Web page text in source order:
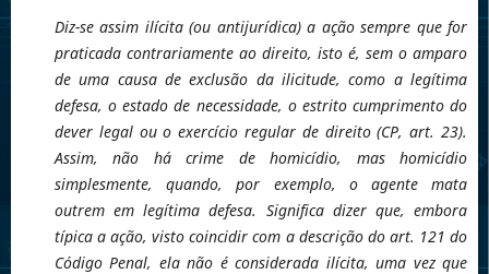
Diz-se assim ilícita (ou antijurídica) a ação sempre que for
praticada contrariamente ao direito, isto é, sem o amparo
de uma causa de exclusão da ilicitude, como a legítima
defesa, o estado de necessidade, o estrito cumprimento do
dever legal ou o exercício regular de direito (CP, art. 23).
Assim, não há crime de homicídio, mas homicídio
simplesmente, quando, por exemplo, o agente mata
outrem em legítima defesa. Significa dizer que, embora
típica a ação, visto coincidir com a descrição do art. 121 do
Código Penal, ela não é considerada ilícita, uma vez que